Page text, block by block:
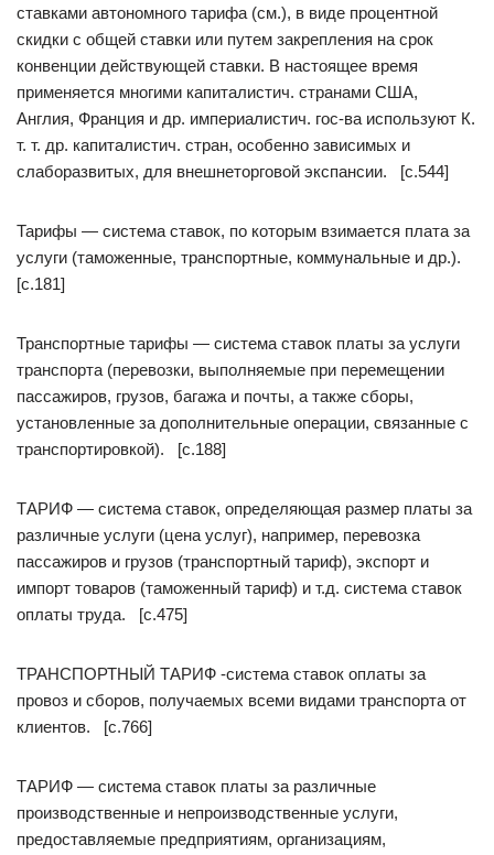
ставками автономного тарифа (см.), в виде процентной
скидки с общей ставки или путем закрепления на срок
конвенции действующей ставки. В настоящее время
применяется многими капиталистич. странами США,
Англия, Франция и др. империалистич. гос-ва используют К.
т. т. др. капиталистич. стран, особенно зависимых и
слаборазвитых, для внешнеторговой экспансии. [c.544]
Тарифы — система ставок, по которым взимается плата за
услуги (таможенные, транспортные, коммунальные и др.).
[c.181]
Транспортные тарифы — система ставок платы за услуги
транспорта (перевозки, выполняемые при перемещении
пассажиров, грузов, багажа и почты, а также сборы,
установленные за дополнительные операции, связанные с
транспортировкой). [c.188]
ТАРИФ — система ставок, определяющая размер платы за
различные услуги (цена услуг), например, перевозка
пассажиров и грузов (транспортный тариф), экспорт и
импорт товаров (таможенный тариф) и т.д. система ставок
оплаты труда. [c.475]
ТРАНСПОРТНЫЙ ТАРИФ -система ставок оплаты за
провоз и сборов, получаемых всеми видами транспорта от
клиентов. [c.766]
ТАРИФ — система ставок платы за различные
производственные и непроизводственные услуги,
предоставляемые предприятиям, организациям,